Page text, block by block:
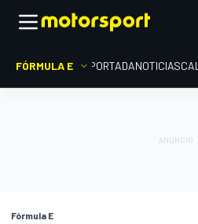
FÓRMULA E PORTADANOTICIAS
Fórmula E